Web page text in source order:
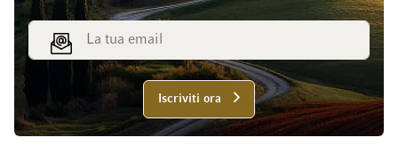
Indirizzo email
Iscriviti ora